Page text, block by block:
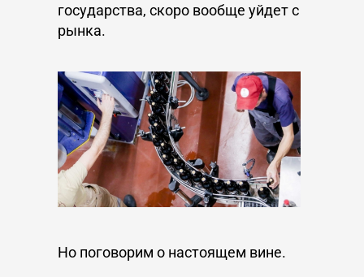
государства, скоро вообще уйдет с
рынка.
Но поговорим о настоящем вине.